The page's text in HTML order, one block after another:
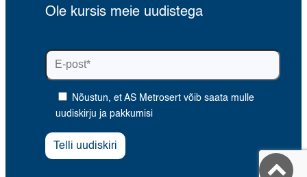
Ole kursis meie uudistega
Nõustun, et AS Metrosert võib saata mulle
uudiskirju ja pakkumisi